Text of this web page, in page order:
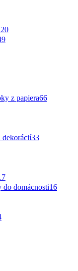
z papiera66
dekorácií33
do domácnosti16